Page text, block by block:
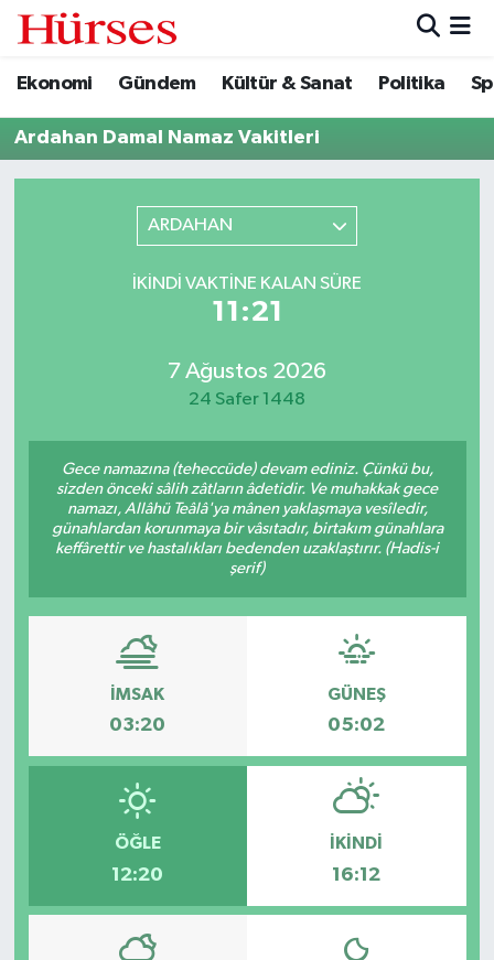
Ekonomi Gündem Kültür & Sanat Politika
Ardahan Damal Namaz Vakitleri
ARDAHAN
İKINDI VAKTINE KALAN SÜRE
11:21
7 Ağustos 2026
24 Safer 1448
Gece namazına (teheccüde) devam ediniz. Çünkü bu,
sizden önceki sâlih zâtların âdetidir. Ve muhakkak gece
namazı, Allâhü Teâlâ'ya mânen yaklaşmaya vesîledir,
günahlardan korunmaya bir vâsıtadır, birtakım günahlara
keffârettir ve hastalıkları bedenden uzaklaştırır. (Hadis-i
şerif)
İMSAK
03:20
GÜNEŞ
05:02
ÖĞLE
12:20
İKINDI
16:12
Ekonomi
Gündem
Hava Durumu
Trafik Durumu
Tüm Manşetler
Son Dakika Haberleri